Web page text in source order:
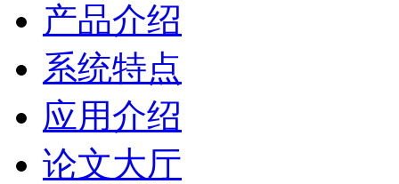
产品介绍
系统特点
应用介绍
论文大厅